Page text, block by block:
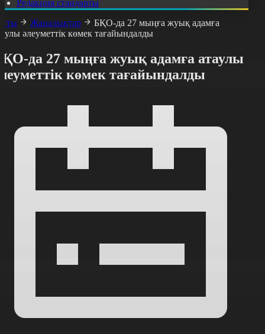
Редакция стандарты
Жаңалықтар
БҚО-да 27 мыңға жуық адамға
әлеуметтік көмек тағайындалды
да 27 мыңға жуық адамға атаулы
көмек тағайындалды